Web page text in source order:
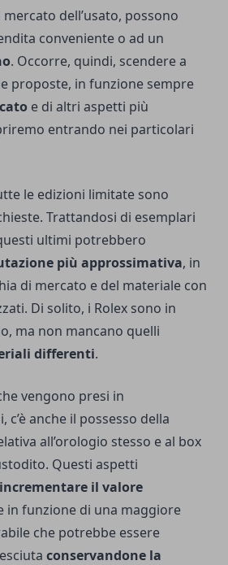
dell’usato, possono
conveniente o ad un
. Occorre, quindi, scendere a
proposte, in funzione sempre
e di altri aspetti più
entrando nei particolari
le edizioni limitate sono
Trattandosi di esemplari
ultimi potrebbero
più approssimativa, in
di mercato e del materiale con
Di solito, i Rolex sono in
ma non mancano quelli
differenti.
vengono presi in
c’è anche il possesso della
all’orologio stesso e al box
Questi aspetti
incrementare il valore
in funzione di una maggiore
che potrebbe essere
conservandone la